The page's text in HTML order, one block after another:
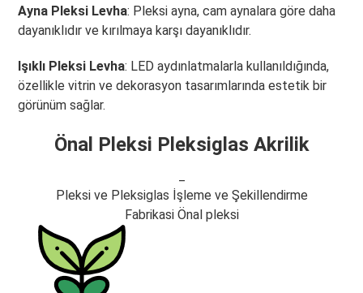
Ayna Pleksi Levha: Pleksi ayna, cam aynalara göre daha
dayanıklıdır ve kırılmaya karşı dayanıklıdır.
Işıklı Pleksi Levha: LED aydınlatmalarla kullanıldığında,
özellikle vitrin ve dekorasyon tasarımlarında estetik bir
görünüm sağlar.
Önal Pleksi Pleksiglas Akrilik
Pleksi ve Pleksiglas İşleme ve Şekillendirme
Fabrikasi Önal pleksi